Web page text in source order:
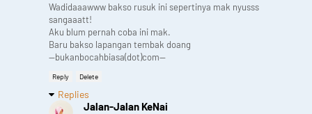
Wadidaaawww bakso rusuk ini sepertinya mak nyusss
sangaaatt!
Aku blum pernah coba ini mak.
Baru bakso lapangan tembak doang
--bukanbocahbiasa(dot)com--
Reply Delete
Replies
Jalan-Jalan KeNai